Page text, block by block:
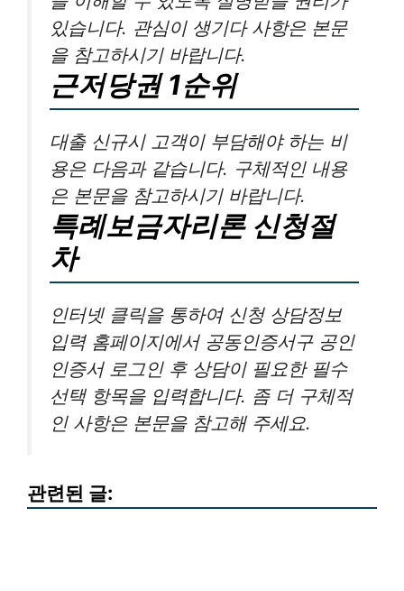
있습니다. 관심이 생기다 사항은 본문
을 참고하시기 바랍니다.
근저당권 1순위
대출 신규시 고객이 부담해야 하는 비
용은 다음과 같습니다. 구체적인 내용
은 본문을 참고하시기 바랍니다.
특례보금자리론 신청절
차
인터넷 클릭을 통하여 신청 상담정보
입력 홈페이지에서 공동인증서구 공인
인증서 로그인 후 상담이 필요한 필수
선택 항목을 입력합니다. 좀 더 구체적
인 사항은 본문을 참고해 주세요.
관련된 글: